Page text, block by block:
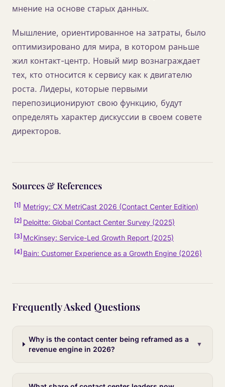
мнение на основе старых данных.
Мышление, ориентированное на затраты, было
оптимизировано для мира, в котором раньше
жил контакт-центр. Новый мир вознаграждает
тех, кто относится к сервису как к двигателю
роста. Лидеры, которые первыми
перепозиционируют свою функцию, будут
определять характер дискуссии в своем совете
директоров.
Sources & References
[1] Metrigy: CX MetriCast 2026 (Contact Center Edition)
[2] Deloitte: Global Contact Center Survey (2025)
[3] McKinsey: Service-Led Growth Report (2025)
[4] Bain: Customer Experience as a Growth Engine (2026)
Frequently Asked Questions
Why is the contact center being reframed as a
revenue engine in 2026?
▼